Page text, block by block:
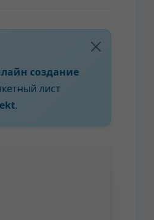
создание
лист
.